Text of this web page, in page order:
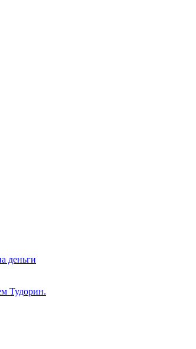
деньги
Тудорин.